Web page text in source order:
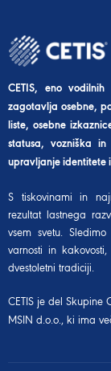
CETIS, eno
zagotavlja osebne,
liste, osebne
statusa, vozniška
upravljanje identitete
S tiskovinami in
rezultat lastnega
vsem svetu.
varnosti in
dvestoletni tradiciji.
CETIS je del Skupine
MSIN d.o.o., ki ima